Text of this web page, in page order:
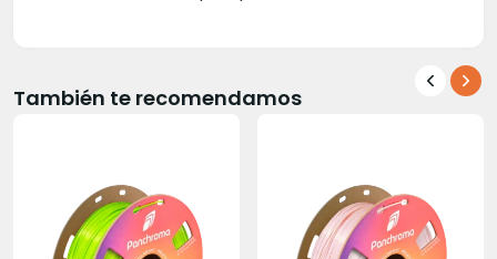
También te recomendamos